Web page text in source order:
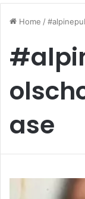
Home /
ase